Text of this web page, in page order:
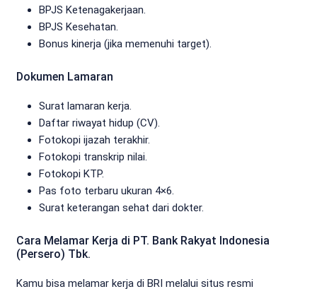
BPJS Ketenagakerjaan.
BPJS Kesehatan.
Bonus kinerja (jika memenuhi target).
Dokumen Lamaran
Surat lamaran kerja.
Daftar riwayat hidup (CV).
Fotokopi ijazah terakhir.
Fotokopi transkrip nilai.
Fotokopi KTP.
Pas foto terbaru ukuran 4×6.
Surat keterangan sehat dari dokter.
Cara Melamar Kerja di PT. Bank Rakyat Indonesia
(Persero) Tbk.
Kamu bisa melamar kerja di BRI melalui situs resmi